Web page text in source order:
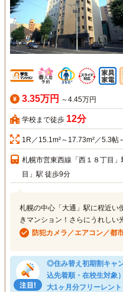
3.35万円 ～4.45万円
学校まで徒歩 12分
1R／15.1m²～17.73m²／5.3帖
札幌市営東西線「西１８丁目
目」駅 徒歩9分
札幌の中心「大通」駅に程近い
きマンション！さらにうれしい
防犯カメラ／エアコン／都
◎住み替え初期割キャ
込先着順・在校生対象
大1ヶ月分フリーレン